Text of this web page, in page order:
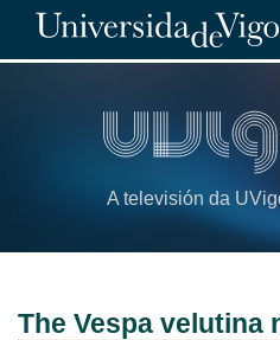
A televisión da
The Vespa